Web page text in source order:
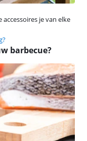
je van elke
barbecue?